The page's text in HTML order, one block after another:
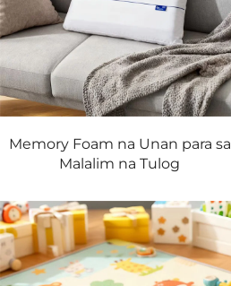
Memory Foam na Unan para sa
Malalim na Tulog